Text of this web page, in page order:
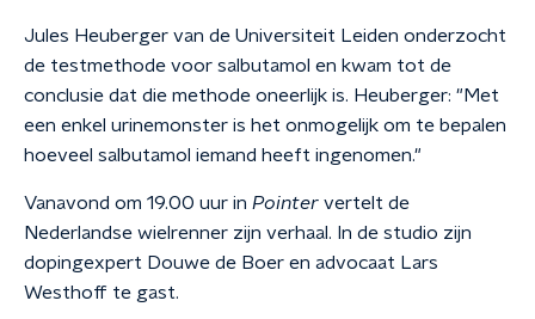
Jules Heuberger van de Universiteit Leiden onderzocht
de testmethode voor salbutamol en kwam tot de
conclusie dat die methode oneerlijk is. Heuberger: "Met
een enkel urinemonster is het onmogelijk om te bepalen
hoeveel salbutamol iemand heeft ingenomen."
Vanavond om 19.00 uur in Pointer vertelt de
Nederlandse wielrenner zijn verhaal. In de studio zijn
dopingexpert Douwe de Boer en advocaat Lars
Westhoff te gast.